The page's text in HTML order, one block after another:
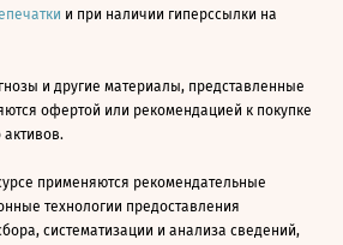
и при наличии гиперссылки на
и другие материалы, представленные
офертой или рекомендацией к покупке
применяются рекомендательные
технологии предоставления
систематизации и анализа сведений,